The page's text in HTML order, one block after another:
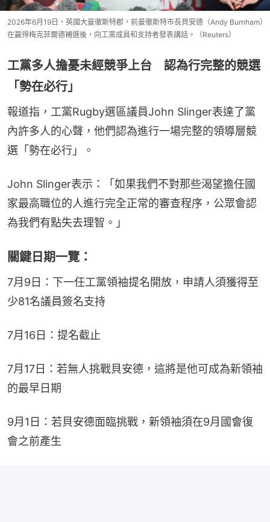
2026年6月19日，英國大曼徹斯特郡，前曼徹斯特市長貝安德（Andy Burnham）
在贏得梅克菲爾德補選後，向工黨成員和支持者發表講話。（Reuters）
工黨多人擔憂未經競爭上台 認為行完整的競選
「勢在必行」
報道指，工黨Rugby選區議員John Slinger表達了黨
內許多人的心聲，他們認為進行一場完整的領導層競
選「勢在必行」。
John Slinger表示：「如果我們不對那些渴望擔任國
家最高職位的人進行完全正常的審查程序，公眾會認
為我們有點失去理智。」
關鍵日期一覽：
7月9日：下一任工黨領袖提名開放，申請人須獲得至
少81名議員簽名支持
7月16日：提名截止
7月17日：若無人挑戰貝安德，這將是他可成為新領袖
的最早日期
9月1日：若貝安德面臨挑戰，新領袖須在9月國會復
會之前產生